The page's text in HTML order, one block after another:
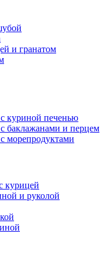
и гранатом
куриной печенью
баклажанами и перцем
морепродуктами
курицей
и руколой